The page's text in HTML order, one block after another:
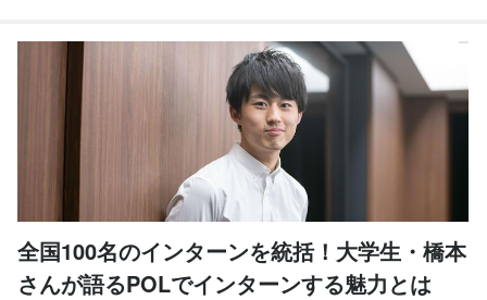
全国100名のインターンを統括！大学生・橋本
さんが語るPOLでインターンする魅力とは